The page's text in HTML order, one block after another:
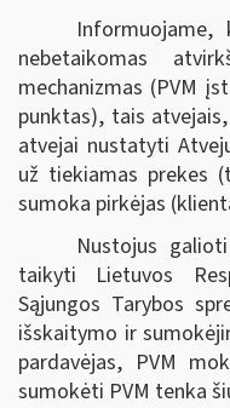
Informuojame,
nebetaikomas
mechanizmas (PVM
punktas), tais
atvejai nustatyti
už tiekiamas prekes
sumoka pirkėjas
Nustojus
taikyti Lietuvos
Sąjungos Tarybos
išskaitymo ir
pardavėjas, PVM
sumokėti PVM tenka